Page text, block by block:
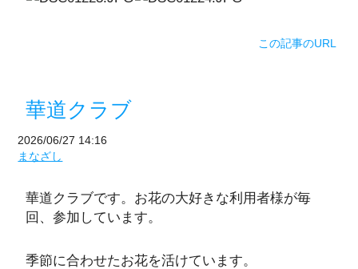
この記事のURL
華道クラブ
2026/06/27 14:16
まなざし
華道クラブです。お花の大好きな利用者様が毎
回、参加しています。
季節に合わせたお花を活けています。